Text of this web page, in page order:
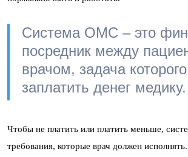
Система ОМС – это
посредник между
врачом, задача
заплатить денег медику.
Чтобы не платить или платить меньше,
требования, которые врач должен